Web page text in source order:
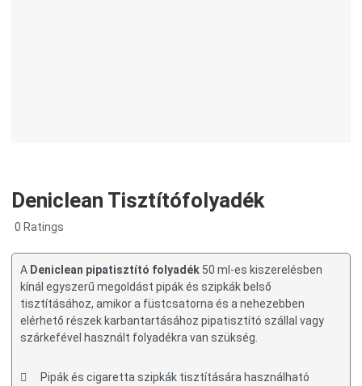
Deniclean Tisztítófolyadék
0 Ratings
A Deniclean pipatisztító folyadék 50 ml-es kiszerelésben
kínál egyszerű megoldást pipák és szipkák belső
tisztításához, amikor a füstcsatorna és a nehezebben
elérhető részek karbantartásához pipatisztító szállal vagy
szárkefével használt folyadékra van szükség.
Pipák és cigaretta szipkák tisztítására használható